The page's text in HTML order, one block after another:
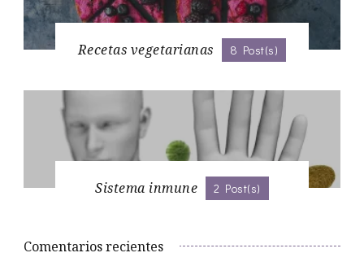
Recetas vegetarianas 8 Post(s)
Sistema inmune 2 Post(s)
Comentarios recientes